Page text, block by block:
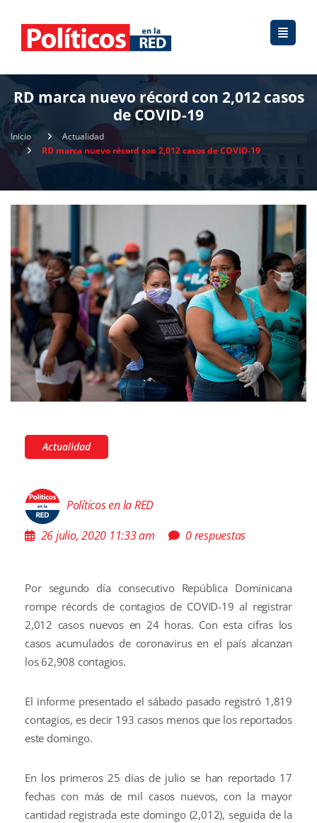
RD marca nuevo récord con 2,012 casos
de COVID-19
Inicio
Actualidad
RD marca nuevo récord con 2,012 casos de COVID-19
Actualidad
Políticos en la RED
26 julio, 2020 11:33 am
0 respuestas
Por segundo día consecutivo República Dominicana
rompe récords de contagios de COVID-19 al registrar
2,012 casos nuevos en 24 horas. Con esta cifras los
casos acumulados de coronavirus en el país alcanzan
los 62,908 contagios.
El informe presentado el sábado pasado registró 1,819
contagios, es decir 193 casos menos que los reportados
este domingo.
En los primeros 25 días de julio se han reportado 17
fechas con más de mil casos nuevos, con la mayor
cantidad registrada este domingo (2,012), seguida de la